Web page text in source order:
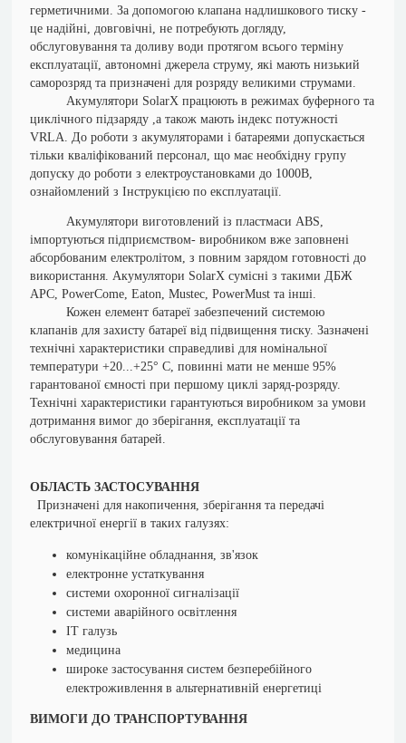
герметичними. За допомогою клапана надлишкового тиску -
це надійні, довговічні, не потребують догляду,
обслуговування та доливу води протягом всього терміну
експлуатації, автономні джерела струму, які мають низький
саморозряд та призначені для розряду великими струмами.
Акумулятори SolarX працюють в режимах буферного та
циклічного підзаряду ,а також мають індекс потужності
VRLA.До роботи з акумуляторами і батареями допускається
тільки кваліфікований персонал, що має необхідну групу
допуску до роботи з електроустановками до 1000В,
ознайомлений з Інструкцією по експлуатації.
Акумулятори виготовлений із пластмаси ABS,
імпортуються підприємством- виробником вже заповнені
абсорбованим електролітом, з повним зарядом готовності до
використання. Акумулятори SolarX сумісні з такими ДБЖ
АРС, PowerCome, Eaton, Mustec, PowerMust та інші.
Кожен елемент батареї забезпечений системою
клапанів для захисту батареї від підвищення тиску. Зазначені
технічні характеристики справедливі для номінальної
температури +20...+25° С, повинні мати не менше 95%
гарантованої ємності при першому циклі заряд-розряду.
Технічні характеристики гарантуються виробником за умови
дотримання вимог до зберігання, експлуатації та
обслуговування батарей.
ОБЛАСТЬ ЗАСТОСУВАННЯ
Призначені для накопичення, зберігання та передачі
електричної енергії в таких галузях:
комунікаційне обладнання, зв'язок
електронне устаткування
системи охоронної сигналізації
системи аварійного освітлення
ІТ галузь
медицина
широке застосування систем безперебійного
електроживлення в альтернативній енергетиці
ВИМОГИ ДО ТРАНСПОРТУВАННЯ